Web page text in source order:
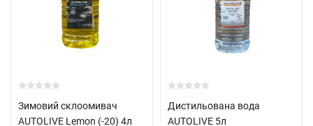
Зимовий склоомивач
AUTOLIVE Lemon (-20) 4л
Дистильована вода
AUTOLIVE 5л